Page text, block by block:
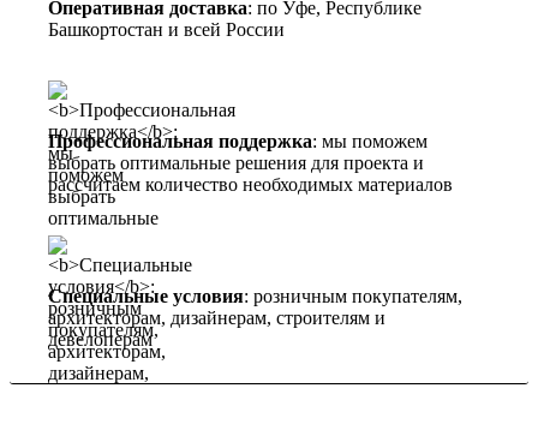
Оперативная доставка: по Уфе, Республике
Башкортостан и всей России
Профессиональная поддержка: мы поможем
выбрать оптимальные решения для проекта и
рассчитаем количество необходимых материалов
Специальные условия: розничным покупателям,
архитекторам, дизайнерам, строителям и
девелоперам